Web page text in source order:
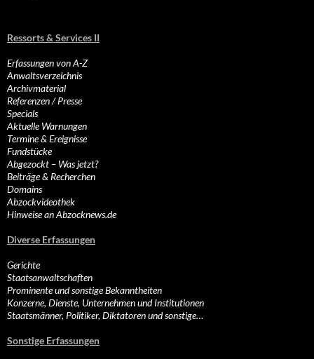
Ressorts & Services II
Erfassungen von A-Z
Anwaltsverzeichnis
Archivmaterial
Referenzen / Presse
Specials
Aktuelle Warnungen
Termine & Ereignisse
Fundstücke
Abgezockt – Was jetzt?
Beiträge & Recherchen
Domains
Abzockvideothek
Hinweise an Abzocknews.de
Diverse Erfassungen
Gerichte
Staatsanwaltschaften
Prominente und sonstige Bekanntheiten
Konzerne, Dienste, Unternehmen und Institutionen
Staatsmänner, Politiker, Diktatoren und sonstige…
Sonstige Erfassungen